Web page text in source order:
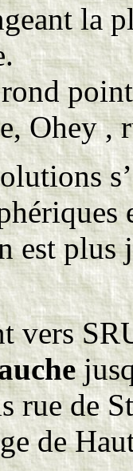
la
Ohey ,
est plus
vers
rue de
de